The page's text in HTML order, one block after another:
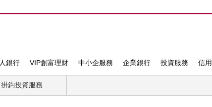
銀行 VIP創富理財 中小企服務 企業銀行 投資服務 信
掛鈎投資服務